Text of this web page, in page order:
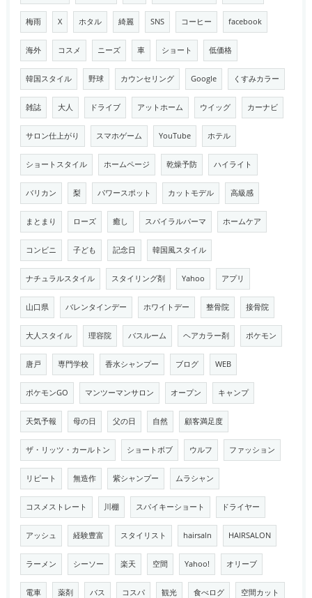
梅雨 X ホタル 綺麗 SNS コーヒー facebook
海外 コスメ ニーズ 車 ショート 低価格
韓国スタイル 野球 カウンセリング Google くすみカラー
雑誌 大人 ドライブ アットホーム ウイッグ カーナビ
サロン仕上がり スマホゲーム YouTube ホテル
ショートスタイル ホームページ 乾燥予防 ハイライト
バリカン 梨 パワースポット カットモデル 高級感
まとまり ローズ 癒し スパイラルパーマ ホームケア
コンビニ 子ども 記念日 韓国風スタイル
ナチュラルスタイル スタイリング剤 Yahoo アプリ
山口県 バレンタインデー ホワイトデー 整骨院 接骨院
大人スタイル 理容院 バスルーム ヘアカラー剤 ポケモン
唐戸 専門学校 香水シャンプー ブログ WEB
ポケモンGO マンツーマンサロン オープン キャンプ
天気予報 母の日 父の日 自然 顧客満足度
ザ・リッツ・カールトン ショートボブ ウルフ ファッション
リピート 無造作 紫シャンプー ムラシャン
コスメストレート 川棚 スパイキーショート ドライヤー
アッシュ 経験豊富 スタイリスト hairsaln HAIRSALON
ラーメン シーソー 楽天 空間 Yahoo! オリーブ
電車 薬剤 バス コスパ 観光 食べログ 空間カット